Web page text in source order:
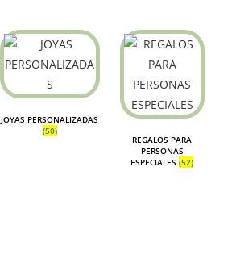
JOYAS PERSONALIZADAS
(50)
REGALOS PARA
PERSONAS
ESPECIALES(52)